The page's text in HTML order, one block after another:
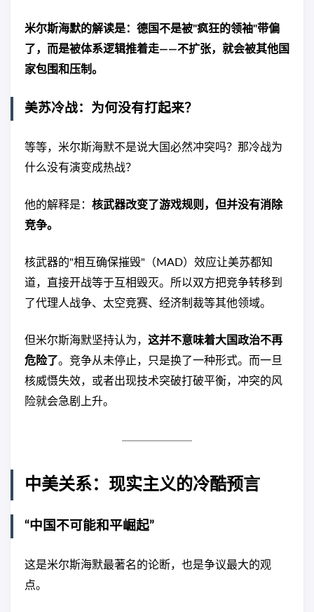
米尔斯海默的解读是：德国不是被"疯狂的领袖"带偏
了，而是被体系逻辑推着走——不扩张，就会被其他国
家包围和压制。
美苏冷战：为何没有打起来？
等等，米尔斯海默不是说大国必然冲突吗？那冷战为
什么没有演变成热战？
他的解释是： 核武器改变了游戏规则，但并没有消除
竞争。
核武器的"相互确保摧毁"（MAD）效应让美苏都知
道，直接开战等于互相毁灭。所以双方把竞争转移到
了代理人战争、太空竞赛、经济制裁等其他领域。
但米尔斯海默坚持认为， 这并不意味着大国政治不再
危险了。竞争从未停止，只是换了一种形式。而一旦
核威慑失效，或者出现技术突破打破平衡，冲突的风
险就会急剧上升。
中美关系：现实主义的冷酷预言
“中国不可能和平崛起”
这是米尔斯海默最著名的论断，也是争议最大的观
点。